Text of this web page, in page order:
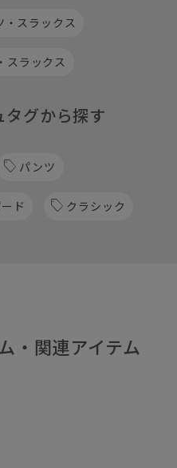
・スラックス
スラックス
タグから探す
パンツ
ド クラシック
・関連アイテム